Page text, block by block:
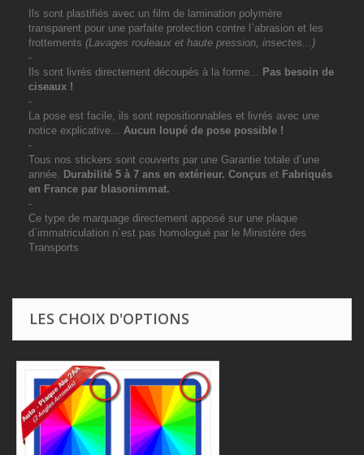
Ils sont plastifiés avec un film de lamination polymère
transparent pour une parfaite protection contre l`abrasion et les
frottements (Lavages rouleaux et haute pression, insectes...)
-
Ils sont livrés directement découpés à la forme... Pas besoin de
ciseaux !
-
La pose est facile, ils sont repositionnables et livrés avec une
notice explicative... Aucun loupé de pose possible !
-
Tous nos stickers sont couverts par une Garantie totale d`une
année. Durabilité 5 à 7 ans en extérieur. Conçus et Fabriqués
en France par blasonimmat.
-
Ce type de marquage directement apposé sur une plaque
d`immatriculation n`est pas homologué par le Ministère des
Transports
LES CHOIX D'OPTIONS